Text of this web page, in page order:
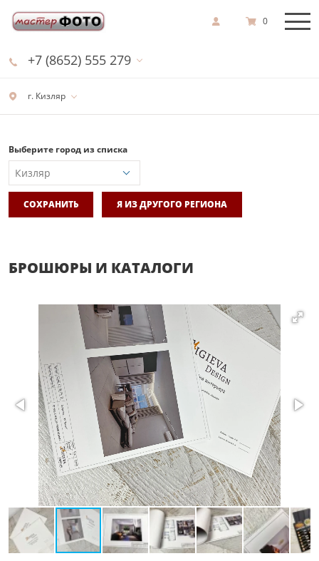
г. Кизляр
+7 (8652) 555 279
0
Выберите город из списка
СОХРАНИТЬ Я ИЗ ДРУГОГО РЕГИОНА
БРОШЮРЫ И КАТАЛОГИ